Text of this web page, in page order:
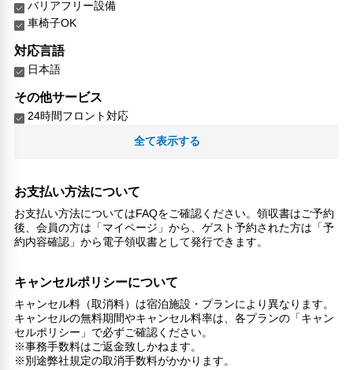
バリアフリー設備
車椅子OK
対応言語
日本語
その他サービス
24時間フロント対応
セーフティボックス（フロント）
チェックイン/チェックアウト（プライベート）
キャッシュレス支払いサービス
全て表示する
お支払い方法について
お支払い方法についてはFAQをご確認ください。領収書はご予約
後、会員の方は「マイページ」から、ゲスト予約された方は「予
約内容確認」から電子領収書として発行できます。
キャンセルポリシーについて
キャンセル料（取消料）は宿泊施設・プランにより異なります。
キャンセルの無料期間やキャンセル料率は、各プランの「キャン
セルポリシー」で必ずご確認ください。
※事務手数料はご返金致しかねます。
※別途弊社規定の取消手数料がかかります。